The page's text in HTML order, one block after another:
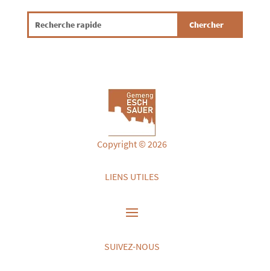
Copyright © 2026
LIENS UTILES
SUIVEZ-NOUS